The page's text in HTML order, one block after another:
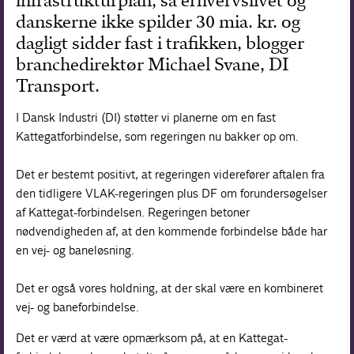
Forskning
danskerne ikke spilder 30 mia. kr. og
dagligt sidder fast i trafikken, blogger
branchedirektør Michael Svane, DI
Transport.
I Dansk Industri (DI) støtter vi planerne om en fast
Kattegatforbindelse, som regeringen nu bakker op om.
Det er bestemt positivt, at regeringen viderefører aftalen fra
den tidligere VLAK-regeringen plus DF om forundersøgelser
af Kattegat-forbindelsen. Regeringen betoner
nødvendigheden af, at den kommende forbindelse både har
en vej- og baneløsning.
Det er også vores holdning, at der skal være en kombineret
vej- og baneforbindelse.
Det er værd at være opmærksom på, at en Kattegat-